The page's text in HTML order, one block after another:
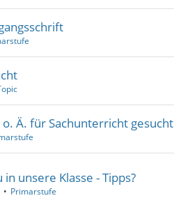
Ä. für Sachunterricht gesucht
unsere Klasse - Tipps?
Primarstufe